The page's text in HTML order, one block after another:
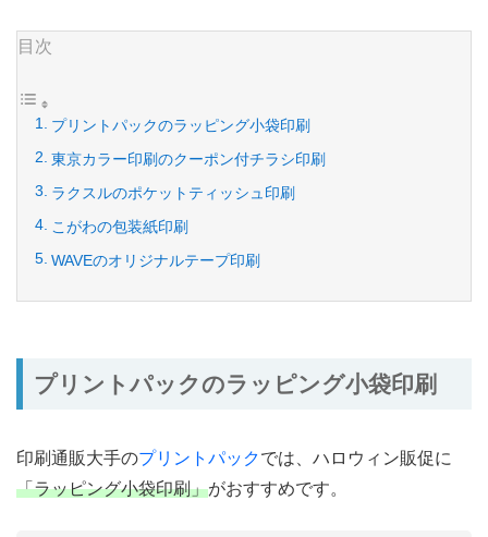
目次
プリントパックのラッピング小袋印刷
東京カラー印刷のクーポン付チラシ印刷
ラクスルのポケットティッシュ印刷
こがわの包装紙印刷
WAVEのオリジナルテープ印刷
プリントパックのラッピング小袋印刷
印刷通販大手のプリントパックでは、ハロウィン販促に
「ラッピング小袋印刷」がおすすめです。